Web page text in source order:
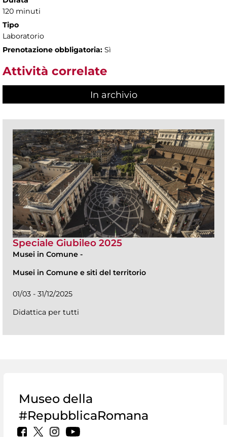
120 minuti
Tipo
Laboratorio
Prenotazione obbligatoria: Sì
Attività correlate
In archivio
Speciale Giubileo 2025
Musei in Comune -
Musei in Comune e siti del territorio
01/03 - 31/12/2025
Didattica per tutti
Museo della
#RepubblicaRomana